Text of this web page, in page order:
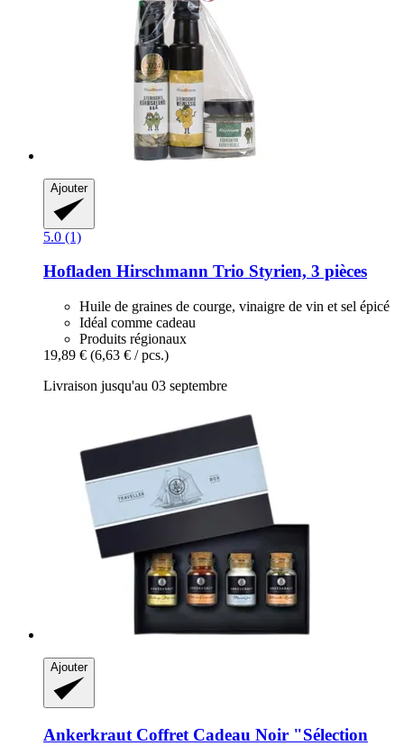
Ajouter
5.0 (1)
Hofladen Hirschmann Trio Styrien, 3 pièces
Huile de graines de courge, vinaigre de vin et sel épicé
Idéal comme cadeau
Produits régionaux
19,89 € (6,63 € / pcs.)
Livraison jusqu'au 03 septembre
Ajouter
Ankerkraut Coffret Cadeau Noir "Sélection